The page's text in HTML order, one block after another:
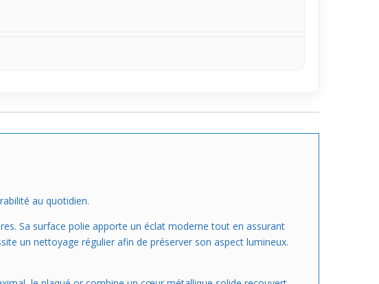
au quotidien.
Sa surface polie apporte un éclat moderne tout en assurant
un nettoyage régulier afin de préserver son aspect lumineux.